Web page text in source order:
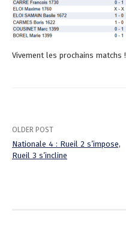
Vivement les prochains matchs !
P
OLDER POST
Nationale 4 : Rueil 2 s’impose,
Rueil 3 s’incline